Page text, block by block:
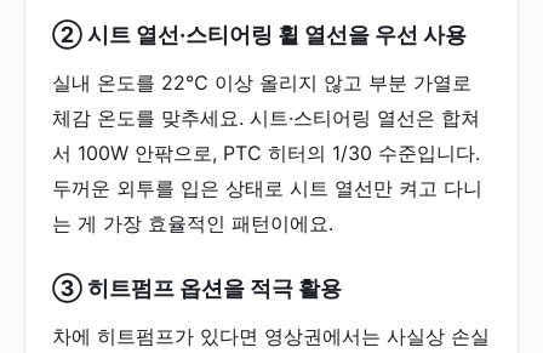
② 시트 열선·스티어링 휠 열선을 우선 사용
실내 온도를 22℃ 이상 올리지 않고 부분 가열로
체감 온도를 맞추세요. 시트·스티어링 열선은 합쳐
서 100W 안팎으로, PTC 히터의 1/30 수준입니다.
두꺼운 외투를 입은 상태로 시트 열선만 켜고 다니
는 게 가장 효율적인 패턴이에요.
③ 히트펌프 옵션을 적극 활용
차에 히트펌프가 있다면 영상권에서는 사실상 손실